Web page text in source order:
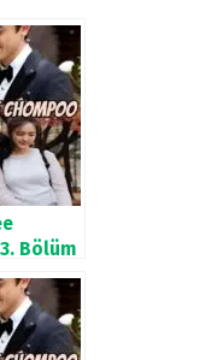
Bölüm